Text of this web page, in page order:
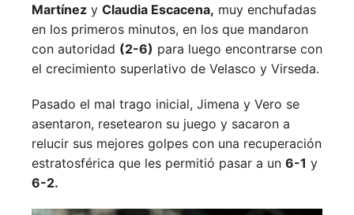
Martínez y Claudia Escacena, muy enchufadas
en los primeros minutos, en los que mandaron
con autoridad (2-6) para luego encontrarse con
el crecimiento superlativo de Velasco y Virseda.
Pasado el mal trago inicial, Jimena y Vero se
asentaron, resetearon su juego y sacaron a
relucir sus mejores golpes con una recuperación
estratosférica que les permitió pasar a un 6-1 y
6-2.